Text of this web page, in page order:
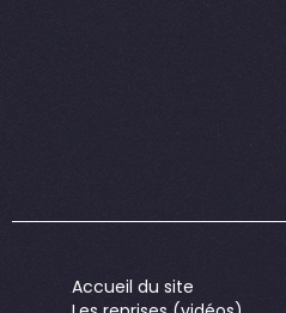
Accueil du site